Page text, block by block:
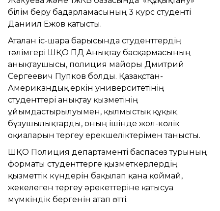
білім беру бағдарламасының 3 курс студенті
Даниил Ежов қатысты.
Аталған іс-шара барысында студенттердің
тәлімгері ШҚО ПД Анықтау басқармасының
анықтаушысы, полиция майоры Дмитрий
Сергеевич Пупков болды. Қазақстан-
Американдық еркін университетінің
студенттері анықтау қызметінің
ұйымдастырылуымен, қылмыстық құқық
бұзушылықтарды, оның ішінде жол-көлік
оқиғаларын тергеу ерекшеліктерімен танысты.
ШҚО Полиция департаменті баспасөз турының
форматы студенттерге қызметкерлердің
қызметтік күндерін бақылап қана қоймай,
жекелеген тергеу әрекеттеріне қатысуға
мүмкіндік бергенін атап өтті.